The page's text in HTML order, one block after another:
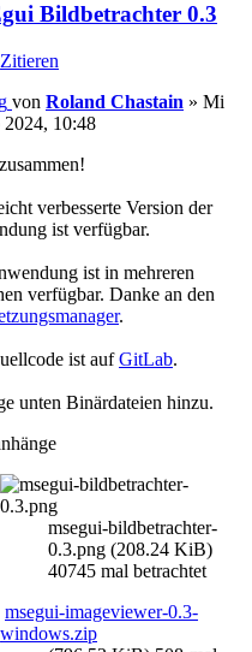
Bildbetrachter 0.3
Zitieren
von Roland Chastain » Mi
2024, 10:48
verbesserte Version der
ist verfügbar.
ist in mehreren
verfügbar. Danke an den
.
ist aufGitLab.
unten Binärdateien hinzu.
msegui-bildbetrachter-
0.3.png (208.24 KiB)
40745 mal betrachtet
msegui-imageviewer-0.3-
windows.zip